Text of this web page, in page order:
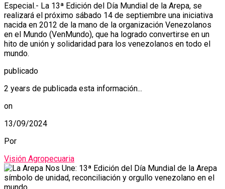
Especial.- La 13ª Edición del Día Mundial de la Arepa, se
realizará el próximo sábado 14 de septiembre una iniciativa
nacida en 2012 de la mano de la organización Venezolanos
en el Mundo (VenMundo), que ha logrado convertirse en un
hito de unión y solidaridad para los venezolanos en todo el
mundo.
publicado
2 years de publicada esta información...
on
13/09/2024
Por
Visión Agropecuaria